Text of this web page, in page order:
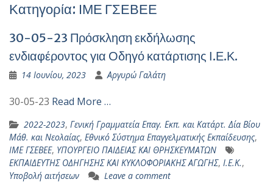
Κατηγορία: ΙΜΕ ΓΣΕΒΕΕ
30-05-23 Πρόσκληση εκδήλωσης
ενδιαφέροντος για Οδηγό κατάρτισης Ι.Ε.Κ.
14 Ιουνίου, 2023 Αργυρώ Γαλάτη
30-05-23 Read More …
2022-2023, Γενική Γραμματεία Επαγ. Εκπ. και Κατάρτ. Δία Βίου
Μάθ. και Νεολαίας, Εθνικό Σύστημα Επαγγελματικής Εκπαίδευσης,
ΙΜΕ ΓΣΕΒΕΕ, ΥΠΟΥΡΓΕΙΟ ΠΑΙΔΕΙΑΣ ΚΑΙ ΘΡΗΣΚΕΥΜΑΤΩΝ
ΕΚΠΑΙΔΕΥΤΗΣ ΟΔΗΓΗΣΗΣ ΚΑΙ ΚΥΚΛΟΦΟΡΙΑΚΗΣ ΑΓΩΓΗΣ, Ι.Ε.Κ.,
Υποβολή αιτήσεων
Leave a comment